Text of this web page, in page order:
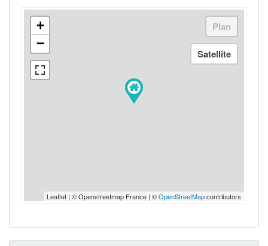
+
−
Leaflet | © Openstreetmap France | ©OpenStreetMapcontributors